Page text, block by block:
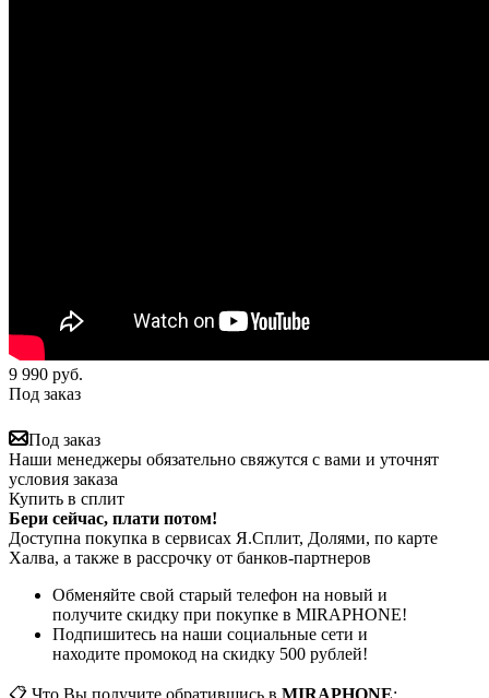
9 990 руб.
Под заказ
Под заказ
Наши менеджеры обязательно свяжутся с вами и уточнят
условия заказа
Купить в сплит
Бери сейчас, плати потом!
Доступна покупка в сервисах Я.Сплит, Долями, по карте
Халва, а также в рассрочку от банков-партнеров
Обменяйте свой старый телефон на новый и
получите скидку при покупке в MIRAPHONE!
Подпишитесь на наши социальные сети и
находите промокод на скидку 500 рублей!
📋 Что Вы получите обратившись в MIRAPHONE: